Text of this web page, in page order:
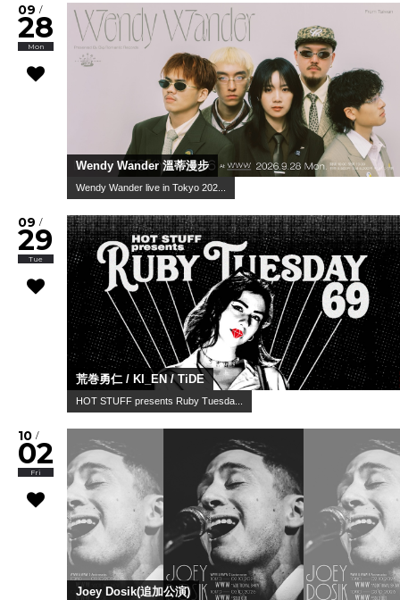
09 /
28
Mon
Wendy Wander 溫蒂漫步
Wendy Wander live in Tokyo 202...
09 /
29
Tue
荒巻勇仁 / KI_EN / TiDE
HOT STUFF presents Ruby Tuesda...
10 /
02
Fri
Joey Dosik(追加公演)